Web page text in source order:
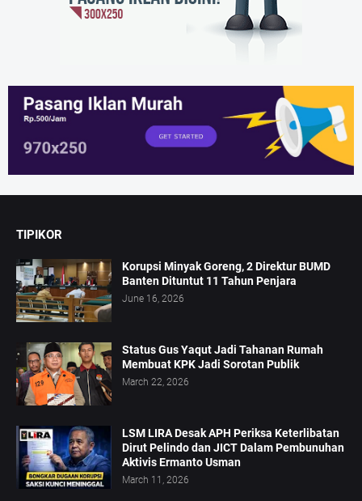
TIPIKOR
Korupsi Minyak Goreng, 2 Direktur BUMD
Banten Dituntut 11 Tahun Penjara
June 16, 2026
Status Gus Yaqut Jadi Tahanan Rumah
Membuat KPK Jadi Sorotan Publik
March 22, 2026
LSM LIRA Desak APH Periksa Keterlibatan
Dirut Pelindo dan JICT Dalam Pembunuhan
Aktivis Ermanto Usman
March 11, 2026